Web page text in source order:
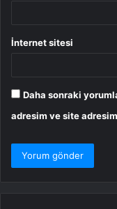
İnternet sitesi
Daha sonraki
adresim ve site